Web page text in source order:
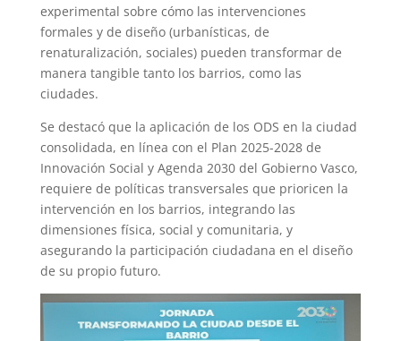
experimental sobre cómo las intervenciones
formales y de diseño (urbanísticas, de
renaturalización, sociales) pueden transformar de
manera tangible tanto los barrios, como las
ciudades.
Se destacó que la aplicación de los ODS en la ciudad
consolidada, en línea con el Plan 2025-2028 de
Innovación Social y Agenda 2030 del Gobierno Vasco,
requiere de políticas transversales que prioricen la
intervención en los barrios, integrando las
dimensiones física, social y comunitaria, y
asegurando la participación ciudadana en el diseño
de su propio futuro.